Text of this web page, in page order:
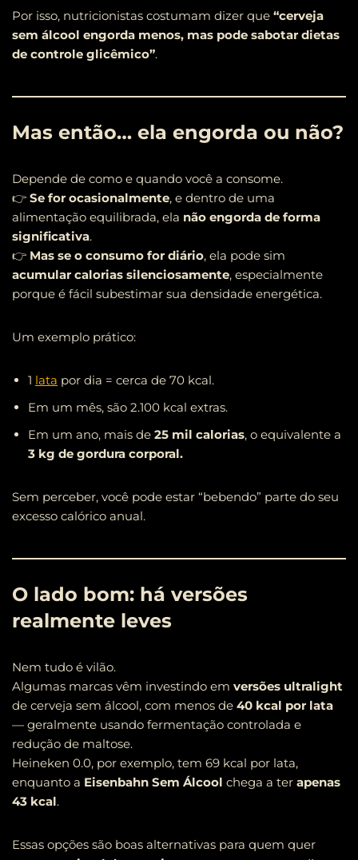
Por isso, nutricionistas costumam dizer que “cerveja
sem álcool engorda menos, mas pode sabotar dietas
de controle glicêmico”.
Mas então… ela engorda ou não?
Depende de como e quando você a consome.
👉 Se for ocasionalmente, e dentro de uma
alimentação equilibrada, ela não engorda de forma
significativa.
👉 Mas se o consumo for diário, ela pode sim
acumular calorias silenciosamente, especialmente
porque é fácil subestimar sua densidade energética.
Um exemplo prático:
1 lata por dia = cerca de 70 kcal.
Em um mês, são 2.100 kcal extras.
Em um ano, mais de 25 mil calorias, o equivalente a
3 kg de gordura corporal.
Sem perceber, você pode estar “bebendo” parte do seu
excesso calórico anual.
O lado bom: há versões
realmente leves
Nem tudo é vilão.
Algumas marcas vêm investindo em versões ultralight
de cerveja sem álcool, com menos de 40 kcal por lata
— geralmente usando fermentação controlada e
redução de maltose.
Heineken 0.0, por exemplo, tem 69 kcal por lata,
enquanto a Eisenbahn Sem Álcool chega a ter apenas
43 kcal.
Essas opções são boas alternativas para quem quer